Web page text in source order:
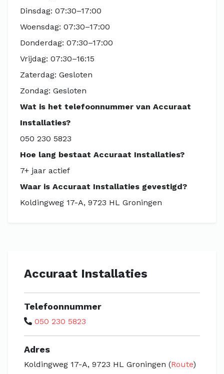
Dinsdag: 07:30–17:00
Woensdag: 07:30–17:00
Donderdag: 07:30–17:00
Vrijdag: 07:30–16:15
Zaterdag: Gesloten
Zondag: Gesloten
Wat is het telefoonnummer van Accuraat
Installaties?
050 230 5823
Hoe lang bestaat Accuraat Installaties?
7+ jaar actief
Waar is Accuraat Installaties gevestigd?
Koldingweg 17-A, 9723 HL Groningen
Accuraat Installaties
Telefoonnummer
050 230 5823
Adres
Koldingweg 17-A, 9723 HL Groningen (Route)